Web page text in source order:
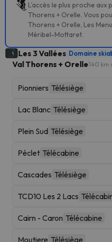
L'accès le plus proche aux
Thorens + Orelle. Vous
Thorens + Orelle, Les
Méribel-Mottaret.
Les 3 Vallées Domaine
Val Thorens + Orelle140 km
Pionniers Télésiège
Lac Blanc Télésiège
Plein Sud Télésiège
Péclet Télécabine
Cascades Télésiège
TCD10 Les 2 Lacs
Cairn - Caron Télécabine
Moutiere Télésiège